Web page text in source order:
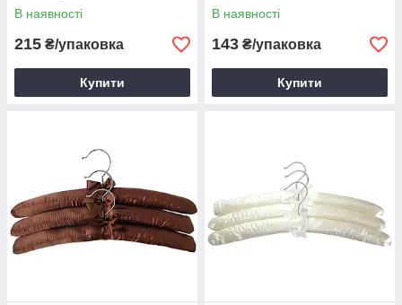
В наявності
215 ₴/упаковка
Купити
В наявності
143 ₴/упаковка
Купити